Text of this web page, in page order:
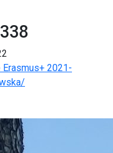
Erasmus+ 2021-